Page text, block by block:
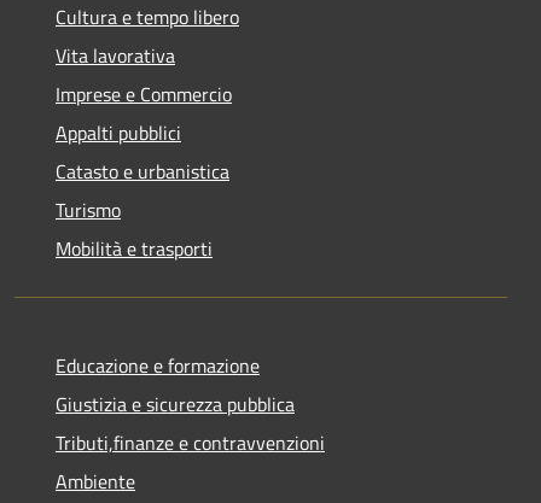
Cultura e tempo libero
Vita lavorativa
Imprese e Commercio
Appalti pubblici
Catasto e urbanistica
Turismo
Mobilità e trasporti
Educazione e formazione
Giustizia e sicurezza pubblica
Tributi,finanze e contravvenzioni
Ambiente